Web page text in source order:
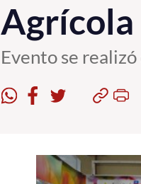
Agrícola
Evento se